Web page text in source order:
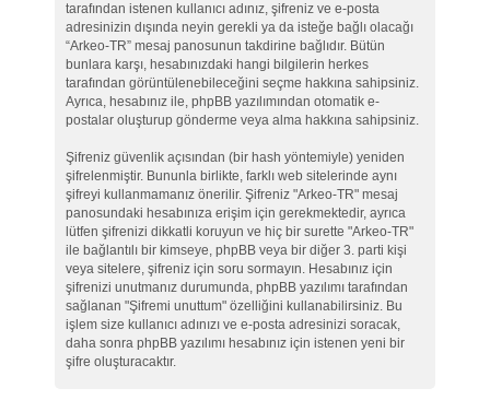
tarafından istenen kullanıcı adınız, şifreniz ve e-posta
adresinizin dışında neyin gerekli ya da isteğe bağlı olacağı
“Arkeo-TR” mesaj panosunun takdirine bağlıdır. Bütün
bunlara karşı, hesabınızdaki hangi bilgilerin herkes
tarafından görüntülenebileceğini seçme hakkına sahipsiniz.
Ayrıca, hesabınız ile, phpBB yazılımından otomatik e-
postalar oluşturup gönderme veya alma hakkına sahipsiniz.
Şifreniz güvenlik açısından (bir hash yöntemiyle) yeniden
şifrelenmiştir. Bununla birlikte, farklı web sitelerinde aynı
şifreyi kullanmamanız önerilir. Şifreniz "Arkeo-TR" mesaj
panosundaki hesabınıza erişim için gerekmektedir, ayrıca
lütfen şifrenizi dikkatli koruyun ve hiç bir surette "Arkeo-TR"
ile bağlantılı bir kimseye, phpBB veya bir diğer 3. parti kişi
veya sitelere, şifreniz için soru sormayın. Hesabınız için
şifrenizi unutmanız durumunda, phpBB yazılımı tarafından
sağlanan "Şifremi unuttum" özelliğini kullanabilirsiniz. Bu
işlem size kullanıcı adınızı ve e-posta adresinizi soracak,
daha sonra phpBB yazılımı hesabınız için istenen yeni bir
şifre oluşturacaktır.